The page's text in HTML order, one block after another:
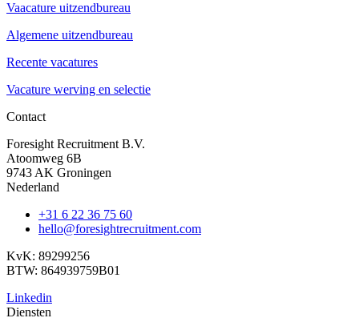
Vaacature uitzendbureau
Algemene uitzendbureau
Recente vacatures
Vacature werving en selectie
Contact
Foresight Recruitment B.V.
Atoomweg 6B
9743 AK Groningen
Nederland
+31 6 22 36 75 60
hello@foresightrecruitment.com
KvK: 89299256
BTW: 864939759B01
Linkedin
Diensten